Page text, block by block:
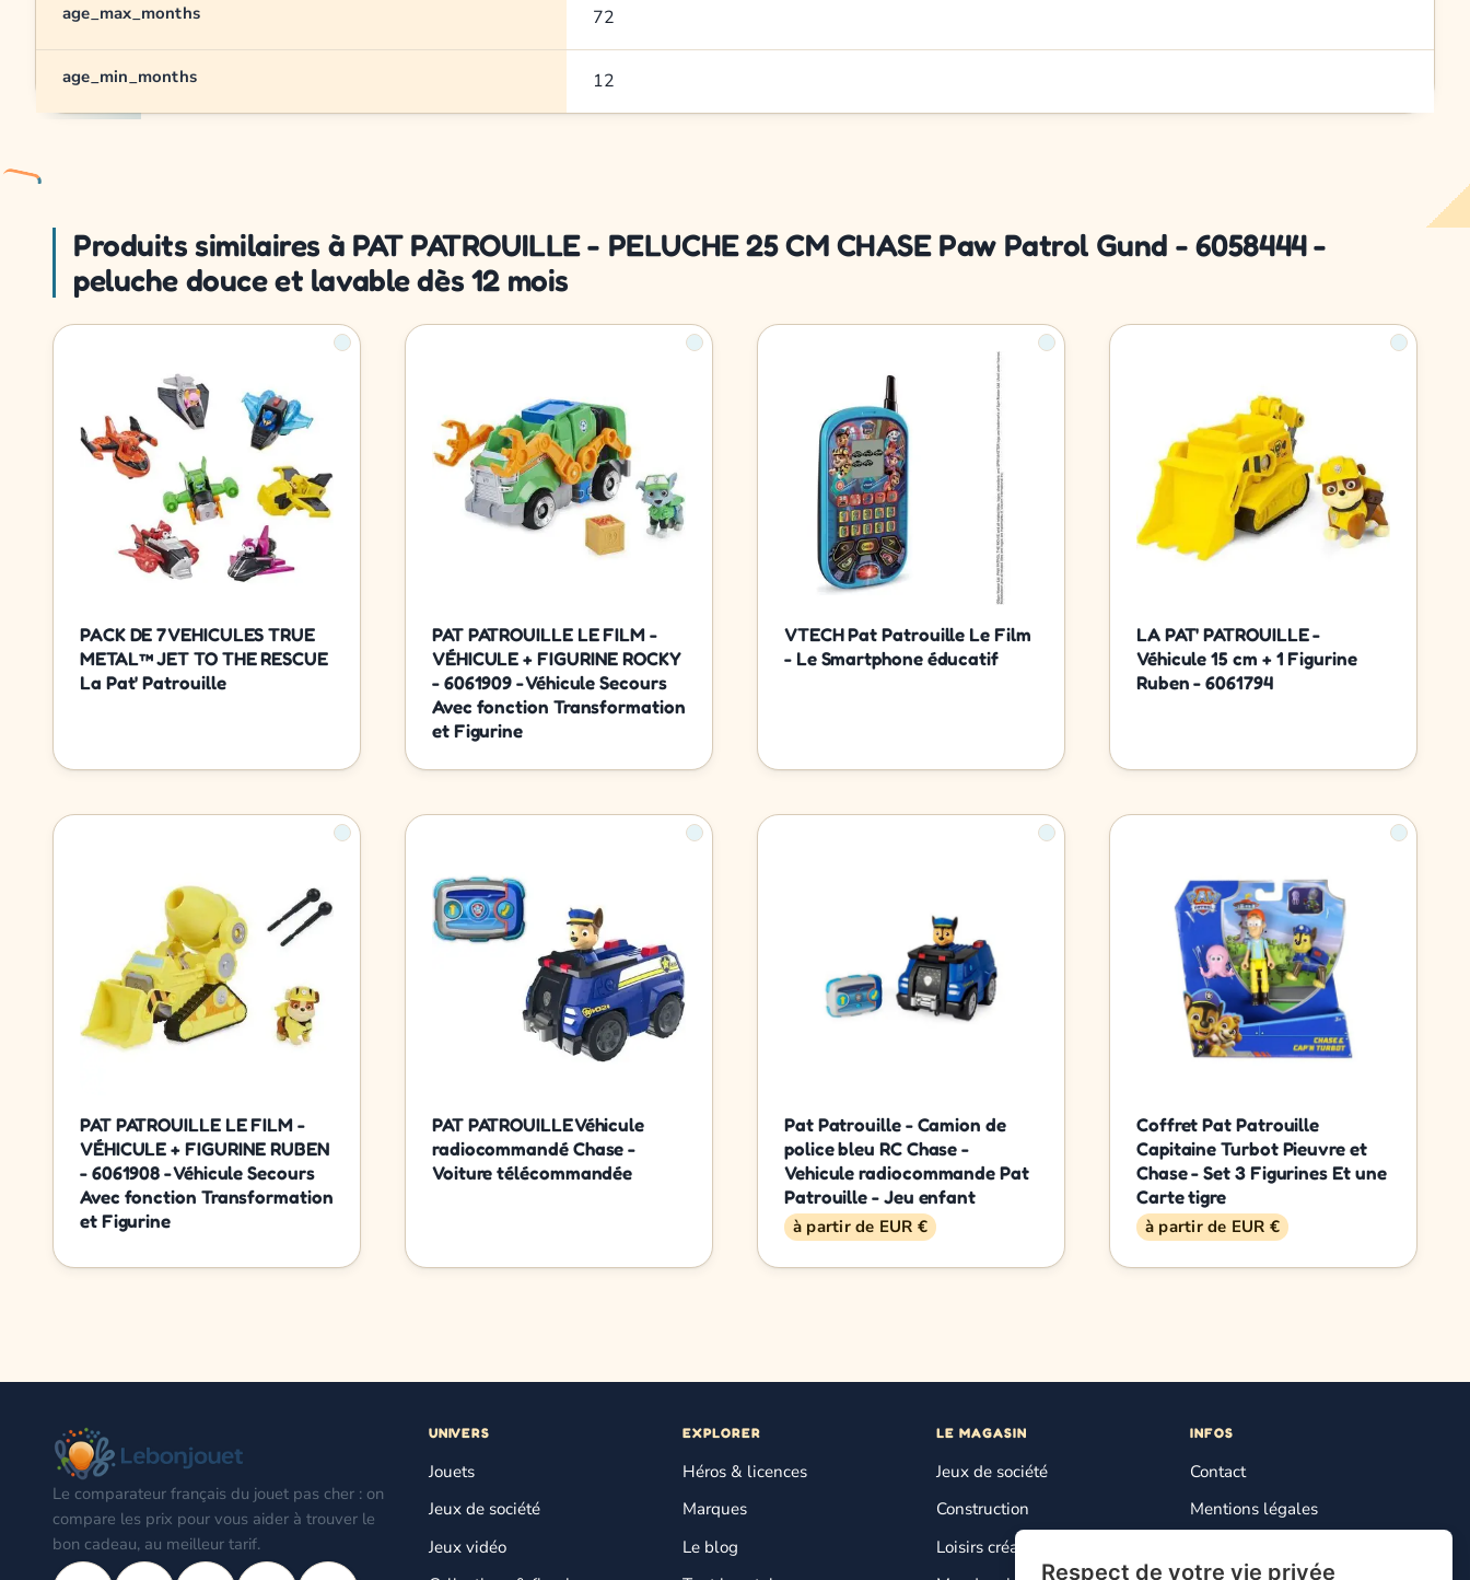
Respect de votre vie privée
age_max_months 72
age_min_months 12
Produits similaires à PAT PATROUILLE - PELUCHE 25 CM CHASE Paw Patrol Gund - 6058444 -
peluche douce et lavable dès 12 mois
PACK DE 7 VEHICULES TRUE
METAL™ JET TO THE RESCUE
La Pat' Patrouille
PAT PATROUILLE LE FILM -
VÉHICULE + FIGURINE ROCKY
- 6061909 - Véhicule Secours
Avec fonction Transformation
et Figurine
VTECH Pat Patrouille Le Film
- Le Smartphone éducatif
LA PAT' PATROUILLE -
Véhicule 15 cm + 1 Figurine
Ruben - 6061794
PAT PATROUILLE LE FILM -
VÉHICULE + FIGURINE RUBEN
- 6061908 - Véhicule Secours
Avec fonction Transformation
et Figurine
PAT PATROUILLE Véhicule
radiocommandé Chase -
Voiture télécommandée
Pat Patrouille - Camion de
police bleu RC Chase -
Vehicule radiocommande Pat
Patrouille - Jeu enfant
à partir de EUR €
Coffret Pat Patrouille
Capitaine Turbot Pieuvre et
Chase - Set 3 Figurines Et une
Carte tigre
à partir de EUR €
Le comparateur français du jouet pas cher : on
compare les prix pour vous aider à trouver le
bon cadeau, au meilleur tarif.
UNIVERS
Jouets
Jeux de société
Jeux vidéo
EXPLORER
Héros & licences
Marques
Le blog
LE MAGASIN
Jeux de société
Construction
Loisirs créatifs
INFOS
Contact
Mentions légales